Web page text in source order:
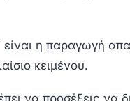
είναι η παραγωγή
κειμένου.
να προσέξεις να